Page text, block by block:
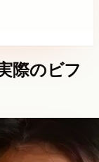
際のビフ